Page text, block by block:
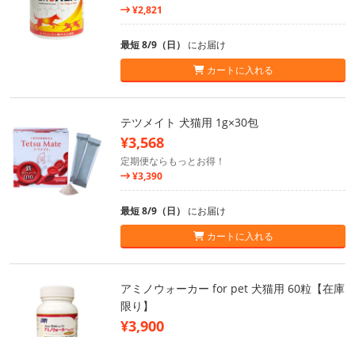
¥2,821
最短 8/9（日） にお届け
カートに入れる
テツメイト 犬猫用 1g×30包
¥3,568
定期便ならもっとお得！
¥3,390
最短 8/9（日） にお届け
カートに入れる
アミノウォーカー for pet 犬猫用 60粒【在庫
限り】
¥3,900